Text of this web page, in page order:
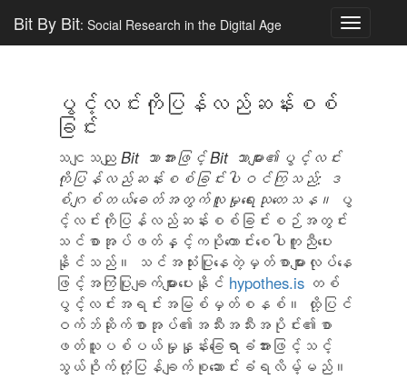
Toggle
Bit By Bit: Social Research in the Digital Age
ပွင့်လင်းကိုပြန်လည်ဆန်းစစ်
ခြင်း
သငျသညျ Bit သာအားဖြင့် Bit သာများ၏ပွင့်လင်း
ကိုပြန်လည်ဆန်းစစ်ခြင်းပါဝင်ကြသည်: ဒ
စ်ဂျစ်တယ်ခေတ်အတွက်လူမှုရေးသုတေသန။
ပွ
င့်လင်းကိုပြန်လည်ဆန်းစစ်ခြင်းစဉ်အတွင်း
သင်စာအုပ်ဖတ်နှင့်ကပိုကောင်းစေပါကူညီပေး
နိုင်သည်။ သင်အသုံးပြုနေတဲ့မှတ်စာများလုပ်နေ
ဖြင့်အကြံပြုချက်များပေးနိုင် hypothes.is တစ်
ပွင့်လင်းအရင်းအမြစ်မှတ်စနစ်။ ထို့ပြင်
ဝက်ဘ်ဆိုက်စာအုပ်၏အသီးအသီးအပိုင်း၏စာ
ဖတ်သူပစ်ပယ်မှုနှုန်းခြေရာခံအားဖြင့်သင့်
သွယ်ဝိုက်တုံ့ပြန်ချက်စုဆောင်းခံရလိမ့်မည်။